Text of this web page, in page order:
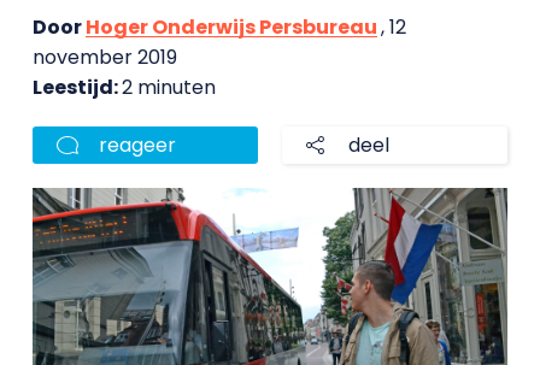
DoorHoger Onderwijs Persbureau, 12
november 2019
Leestijd:2 minuten
reageer deel